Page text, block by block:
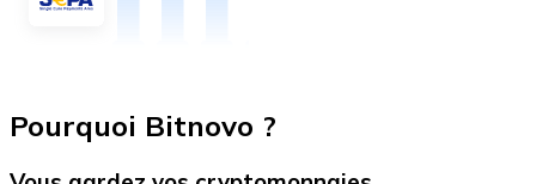
Pourquoi Bitnovo ?